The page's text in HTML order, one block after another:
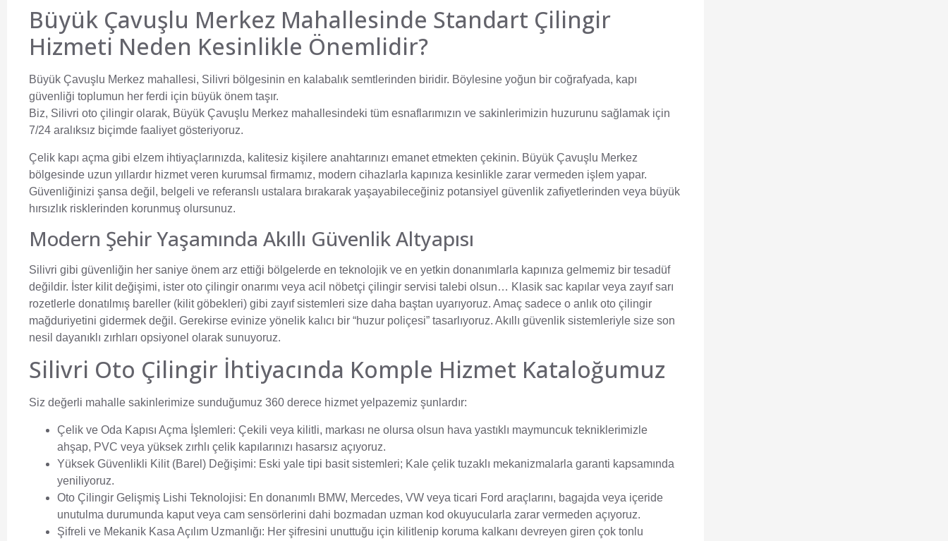
Büyük Çavuşlu Merkez Mahallesinde Standart Çilingir
Hizmeti Neden Kesinlikle Önemlidir?
Büyük Çavuşlu Merkez mahallesi, Silivri bölgesinin en kalabalık semtlerinden biridir. Böylesine yoğun bir coğrafyada, kapı
güvenliği toplumun her ferdi için büyük önem taşır.
Biz, Silivri oto çilingir olarak, Büyük Çavuşlu Merkez mahallesindeki tüm esnaflarımızın ve sakinlerimizin huzurunu sağlamak için
7/24 aralıksız biçimde faaliyet gösteriyoruz.
Çelik kapı açma gibi elzem ihtiyaçlarınızda, kalitesiz kişilere anahtarınızı emanet etmekten çekinin. Büyük Çavuşlu Merkez
bölgesinde uzun yıllardır hizmet veren kurumsal firmamız, modern cihazlarla kapınıza kesinlikle zarar vermeden işlem yapar.
Güvenliğinizi şansa değil, belgeli ve referanslı ustalara bırakarak yaşayabileceğiniz potansiyel güvenlik zafiyetlerinden veya büyük
hırsızlık risklerinden korunmuş olursunuz.
Modern Şehir Yaşamında Akıllı Güvenlik Altyapısı
Silivri gibi güvenliğin her saniye önem arz ettiği bölgelerde en teknolojik ve en yetkin donanımlarla kapınıza gelmemiz bir tesadüf
değildir. İster kilit değişimi, ister oto çilingir onarımı veya acil nöbetçi çilingir servisi talebi olsun… Klasik sac kapılar veya zayıf sarı
rozetlerle donatılmış bareller (kilit göbekleri) gibi zayıf sistemleri size daha baştan uyarıyoruz. Amaç sadece o anlık oto çilingir
mağduriyetini gidermek değil. Gerekirse evinize yönelik kalıcı bir “huzur poliçesi” tasarlıyoruz. Akıllı güvenlik sistemleriyle size son
nesil dayanıklı zırhları opsiyonel olarak sunuyoruz.
Silivri Oto Çilingir İhtiyacında Komple Hizmet Kataloğumuz
Siz değerli mahalle sakinlerimize sunduğumuz 360 derece hizmet yelpazemiz şunlardır:
Çelik ve Oda Kapısı Açma İşlemleri: Çekili veya kilitli, markası ne olursa olsun hava yastıklı maymuncuk tekniklerimizle
ahşap, PVC veya yüksek zırhlı çelik kapılarınızı hasarsız açıyoruz.
Yüksek Güvenlikli Kilit (Barel) Değişimi: Eski yale tipi basit sistemleri; Kale çelik tuzaklı mekanizmalarla garanti kapsamında
yeniliyoruz.
Oto Çilingir Gelişmiş Lishi Teknolojisi: En donanımlı BMW, Mercedes, VW veya ticari Ford araçlarını, bagajda veya içeride
unutulma durumunda kaput veya cam sensörlerini dahi bozmadan uzman kod okuyucularla zarar vermeden açıyoruz.
Şifreli ve Mekanik Kasa Açılım Uzmanlığı: Her şifresini unuttuğu için kilitlenip koruma kalkanı devreyen giren çok tonlu